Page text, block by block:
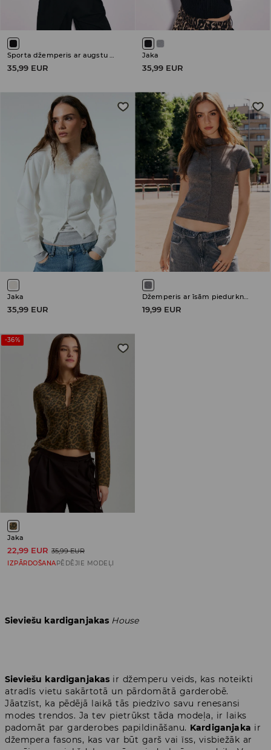
Sporta džemperis ar augstu kokvilnas saturu
35,99 EUR
Jaka
35,99 EUR
Jaka
35,99 EUR
Džemperis ar īsām piedurknēm
19,99 EUR
-36%
Jaka
22,99 EUR 35,99 EUR
IZPĀRDOŠANA PĒDĒJIE MODEĻI
Sieviešu kardiganjakas House
Sieviešu kardiganjakas ir džemperu veids, kas noteikti
atradīs vietu sakārtotā un pārdomātā garderobē.
Jāatzīst, ka pēdējā laikā tās piedzīvo savu renesansi
modes trendos. Ja tev pietrūkst tāda modeļa, ir laiks
padomāt par garderobes papildināšanu. Kardiganjaka ir
džempera fasons, kas var būt garš vai īss, visbiežāk ar